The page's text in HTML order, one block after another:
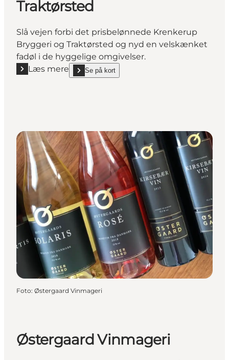
Traktørsted
Slå vejen forbi det prisbelønnede Krenkerup
Bryggeri og Traktørsted og nyd en velskænket
fadøl i de hyggelige omgivelser.
Læs mere
Læs mere "Krenkerup Bryggeri & Traktørsted"
Se på kort
show Krenkerup Bryggeri & Traktørsted on_map
Foto: Østergaard Vinmageri
Østergaard Vinmageri